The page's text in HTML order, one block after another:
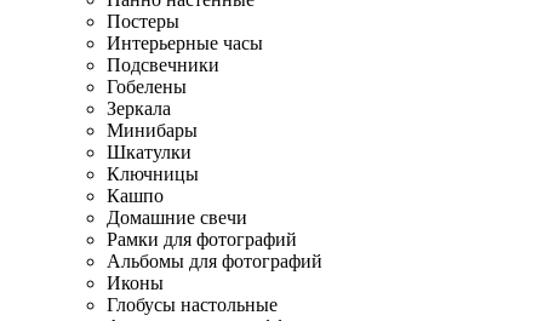
Постеры
Интерьерные часы
Подсвечники
Гобелены
Зеркала
Минибары
Шкатулки
Ключницы
Кашпо
Домашние свечи
Рамки для фотографий
Альбомы для фотографий
Иконы
Глобусы настольные